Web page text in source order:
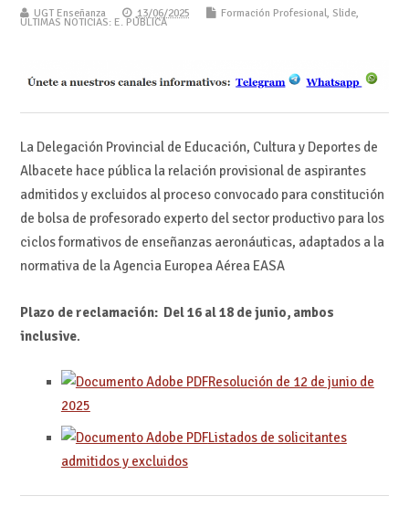
UGT Enseñanza 13/06/2025 Formación Profesional, Slide,
ÚLTIMAS NOTICIAS: E. PÚBLICA
La Delegación Provincial de Educación, Cultura y Deportes de
Albacete hace pública la relación provisional de aspirantes
admitidos y excluidos al proceso convocado para constitución
de bolsa de profesorado experto del sector productivo para los
ciclos formativos de enseñanzas aeronáuticas, adaptados a la
normativa de la Agencia Europea Aérea EASA
Plazo de reclamación: Del 16 al 18 de junio, ambos
inclusive.
Resolución de 12 de junio de
2025
Listados de solicitantes
admitidos y excluidos